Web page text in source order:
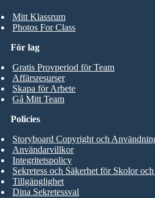
Mitt Klassrum
Photos For Class
För lag
Gratis Provperiod för Team
Affärsresurser
Skapa för Arbete
Gå Mitt Team
Policies
Storyboard Copyright och
Användarvillkor
Integritetspolicy
Sekretess och Säkerhet för Skolor
Tillgänglighet
Dina Sekretessval